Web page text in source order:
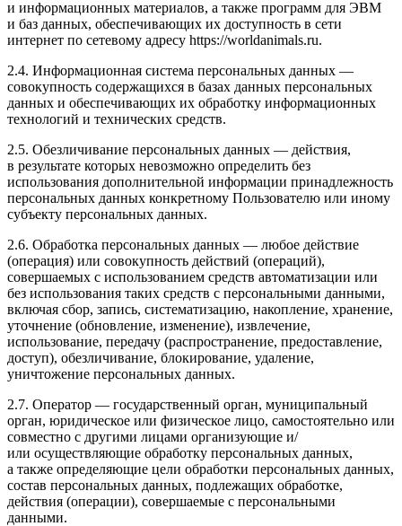
и информационных материалов, а также программ для ЭВМ
и баз данных, обеспечивающих их доступность в сети
интернет по сетевому адресу https://worldanimals.ru.
2.4. Информационная система персональных данных —
совокупность содержащихся в базах данных персональных
данных и обеспечивающих их обработку информационных
технологий и технических средств.
2.5. Обезличивание персональных данных — действия,
в результате которых невозможно определить без
использования дополнительной информации принадлежность
персональных данных конкретному Пользователю или иному
субъекту персональных данных.
2.6. Обработка персональных данных — любое действие
(операция) или совокупность действий (операций),
совершаемых с использованием средств автоматизации или
без использования таких средств с персональными данными,
включая сбор, запись, систематизацию, накопление, хранение,
уточнение (обновление, изменение), извлечение,
использование, передачу (распространение, предоставление,
доступ), обезличивание, блокирование, удаление,
уничтожение персональных данных.
2.7. Оператор — государственный орган, муниципальный
орган, юридическое или физическое лицо, самостоятельно или
совместно с другими лицами организующие и/
или осуществляющие обработку персональных данных,
а также определяющие цели обработки персональных данных,
состав персональных данных, подлежащих обработке,
действия (операции), совершаемые с персональными
данными.